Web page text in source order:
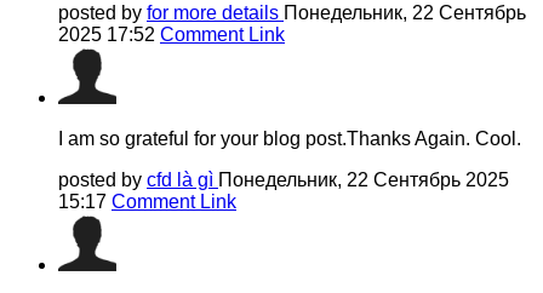
posted by for more details Понедельник, 22 Сентябрь
2025 17:52 Comment Link
I am so grateful for your blog post.Thanks Again. Cool.
posted by cfd là gì Понедельник, 22 Сентябрь 2025
15:17 Comment Link